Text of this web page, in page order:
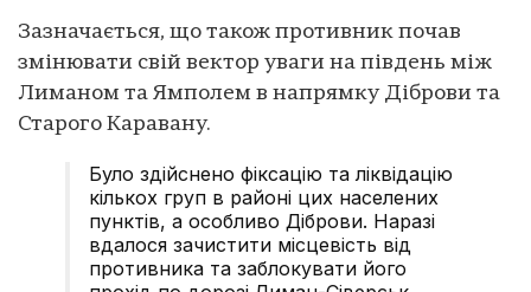
Зазначається, що також противник почав
змінювати свій вектор уваги на південь між
Лиманом та Ямполем в напрямку Діброви та
Старого Каравану.
Було здійснено фіксацію та ліквідацію
кількох груп в районі цих населених
пунктів, а особливо Діброви. Наразі
вдалося зачистити місцевість від
противника та заблокувати його